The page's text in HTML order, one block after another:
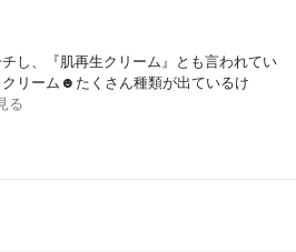
し、 『肌再生クリーム』とも言われてい
リーム☻ たくさん種類が出ているけ
る